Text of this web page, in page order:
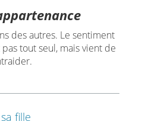
des autres. Le sentiment
tout seul, mais vient de